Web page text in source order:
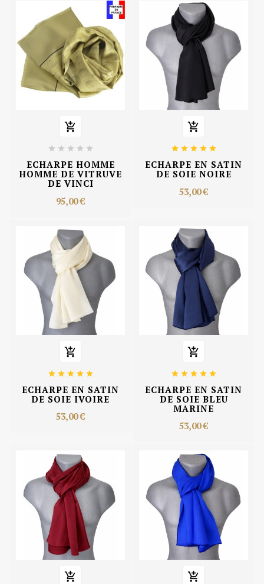

    
ECHARPE HOMME
HOMME DE VITRUVE
DE VINCI
95,00 €

    
ECHARPE EN SATIN
DE SOIE NOIRE
53,00 €

    
ECHARPE EN SATIN
DE SOIE IVOIRE
53,00 €

    
ECHARPE EN SATIN
DE SOIE BLEU
MARINE
53,00 €
 